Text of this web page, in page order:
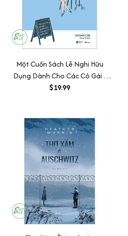
Một Cuốn Sách Lễ Nghi Hữu
Dụng Dành Cho Các Cô Gái -
70+ Quy Tắc Xã Giao Thanh Lịch
$19.99